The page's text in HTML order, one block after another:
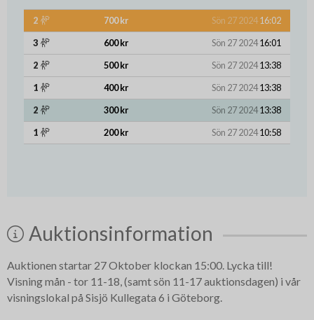
2 700 kr Sön 27 202416:02
3
600 kr Sön 27 202416:01
2
500 kr Sön 27 202413:38
1
400 kr Sön 27 202413:38
2
300 kr Sön 27 202413:38
1
200 kr Sön 27 202410:58
Auktionsinformation
Auktionen startar 27 Oktober klockan 15:00. Lycka till!
Visning mån - tor 11-18, (samt sön 11-17 auktionsdagen) i vår
visningslokal på Sisjö Kullegata 6 i Göteborg.